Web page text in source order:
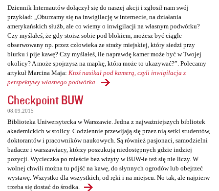
Dziennik Internautów dołączył się do naszej akcji i zgłosił nam swój
przykład: „Oburzamy się na inwigilację w internecie, na działania
amerykańskich służb, ale co wiemy o inwigilacji na własnym podwórku?
Czy myślałeś, że gdy stoisz sobie pod blokiem, możesz być ciągle
obserwowany np. przez człowieka ze straży miejskiej, który siedzi przy
biurku i pije kawę? Czy myślałeś, ile naprawdę kamer może być w Twojej
okolicy? A może spojrzysz na mapkę, która może to ukazywać?”. Polecamy
artykuł Marcina Maja: Ktoś nasikał pod kamerą, czyli inwigilacja z
perspektywy własnego podwórka
Checkpoint BUW
08.09.2015
Biblioteka Uniwersytecka w Warszawie. Jedna z najważniejszych bibliotek
akademickich w stolicy. Codziennie przewijają się przez nią setki studentów,
doktorantów i pracowników naukowych. Są również pasjonaci, samodzielni
badacze i warszawiacy, którzy poszukują niedostępnych gdzie indziej
pozycji. Wycieczka po mieście bez wizyty w BUW-ie też się nie liczy. W
wolnej chwili można tu pójść na kawę, do słynnych ogrodów lub obejrzeć
wystawę. Wszystko dla wszystkich, od ręki i na miejscu. No tak, ale najpierw
trzeba się dostać do środka.